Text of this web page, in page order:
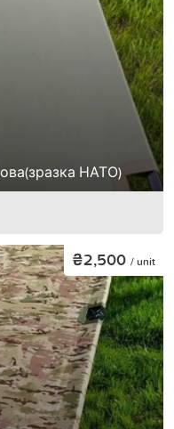
НАТО)
₴2,500 / unit